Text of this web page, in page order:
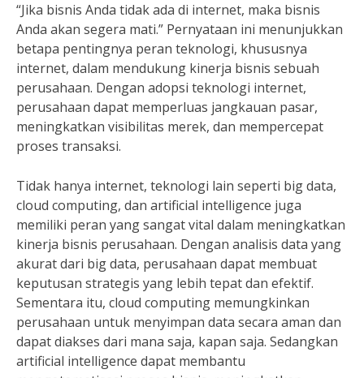
“Jika bisnis Anda tidak ada di internet, maka bisnis
Anda akan segera mati.” Pernyataan ini menunjukkan
betapa pentingnya peran teknologi, khususnya
internet, dalam mendukung kinerja bisnis sebuah
perusahaan. Dengan adopsi teknologi internet,
perusahaan dapat memperluas jangkauan pasar,
meningkatkan visibilitas merek, dan mempercepat
proses transaksi.
Tidak hanya internet, teknologi lain seperti big data,
cloud computing, dan artificial intelligence juga
memiliki peran yang sangat vital dalam meningkatkan
kinerja bisnis perusahaan. Dengan analisis data yang
akurat dari big data, perusahaan dapat membuat
keputusan strategis yang lebih tepat dan efektif.
Sementara itu, cloud computing memungkinkan
perusahaan untuk menyimpan data secara aman dan
dapat diakses dari mana saja, kapan saja. Sedangkan
artificial intelligence dapat membantu